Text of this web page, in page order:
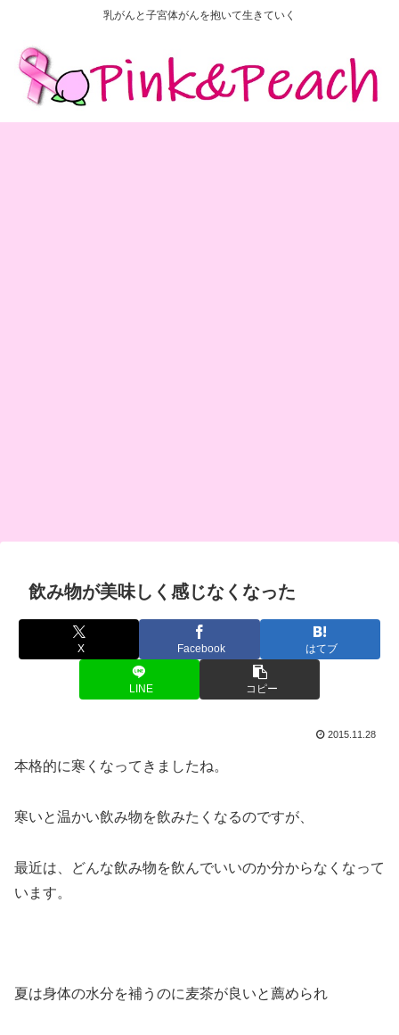
乳がんと子宮体がんを抱いて生きていく
飲み物が美味しく感じなくなった
X Facebook はてブ
LINE コピー
2015.11.28
本格的に寒くなってきましたね。
寒いと温かい飲み物を飲みたくなるのですが、
最近は、どんな飲み物を飲んでいいのか分からなくなって
います。
夏は身体の水分を補うのに麦茶が良いと薦められ